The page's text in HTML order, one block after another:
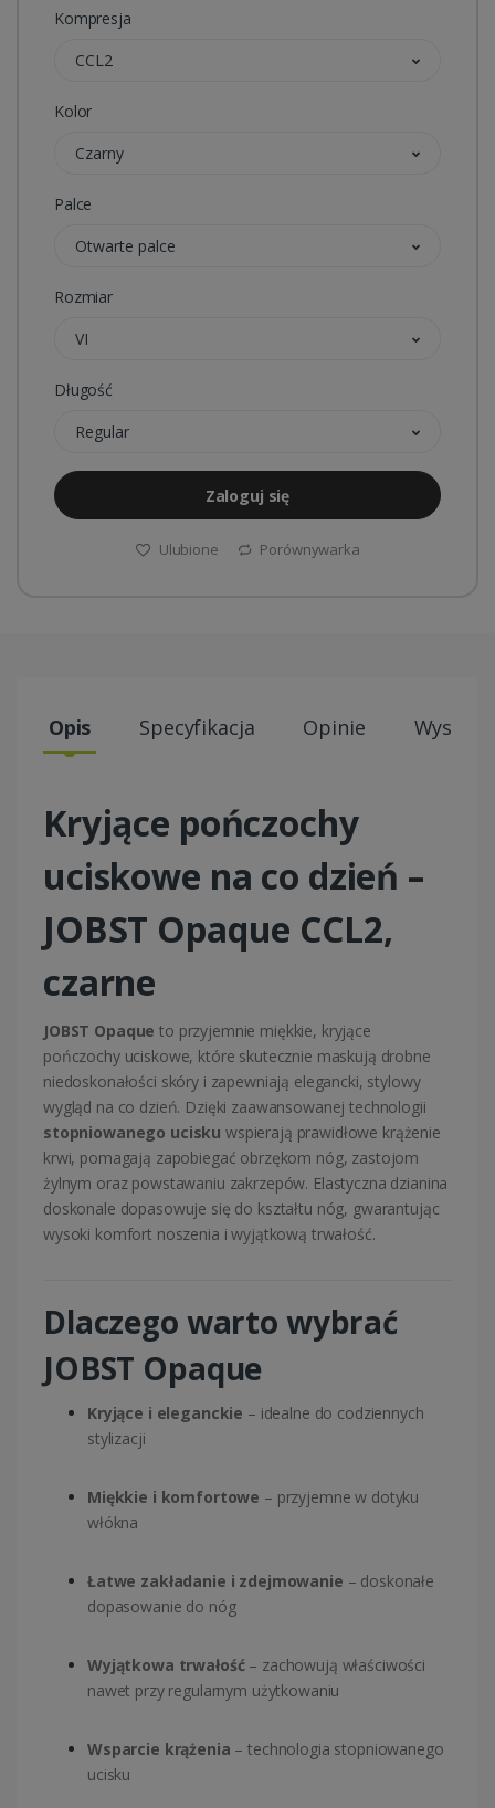
Kompresja
CCL2
Kolor
Czarny
Palce
Otwarte palce
Rozmiar
VI
Długość
Regular
Zaloguj się
Ulubione Porównywarka
Opis Specyfikacja Opinie Wysyłki
Kryjące pończochy
uciskowe na co dzień –
JOBST Opaque CCL2,
czarne
JOBST Opaque to przyjemnie miękkie, kryjące
pończochy uciskowe, które skutecznie maskują drobne
niedoskonałości skóry i zapewniają elegancki, stylowy
wygląd na co dzień. Dzięki zaawansowanej technologii
stopniowanego ucisku wspierają prawidłowe krążenie
krwi, pomagają zapobiegać obrzękom nóg, zastojom
żylnym oraz powstawaniu zakrzepów. Elastyczna dzianina
doskonale dopasowuje się do kształtu nóg, gwarantując
wysoki komfort noszenia i wyjątkową trwałość.
Dlaczego warto wybrać
JOBST Opaque
Kryjące i eleganckie – idealne do codziennych
stylizacji
Miękkie i komfortowe – przyjemne w dotyku
włókna
Łatwe zakładanie i zdejmowanie – doskonałe
dopasowanie do nóg
Wyjątkowa trwałość– zachowują właściwości
nawet przy regularnym użytkowaniu
Wsparcie krążenia – technologia stopniowanego
ucisku